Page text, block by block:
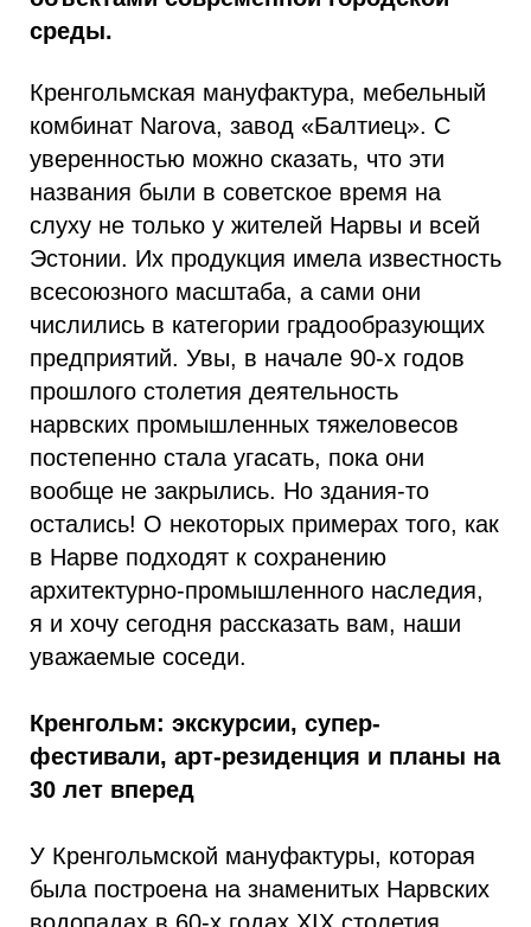
среды.
Кренгольмская мануфактура, мебельный
комбинат Narova, завод «Балтиец». С
уверенностью можно сказать, что эти
названия были в советское время на
слуху не только у жителей Нарвы и всей
Эстонии. Их продукция имела известность
всесоюзного масштаба, а сами они
числились в категории градообразующих
предприятий. Увы, в начале 90-х годов
прошлого столетия деятельность
нарвских промышленных тяжеловесов
постепенно стала угасать, пока они
вообще не закрылись. Но здания-то
остались! О некоторых примерах того, как
в Нарве подходят к сохранению
архитектурно-промышленного наследия,
я и хочу сегодня рассказать вам, наши
уважаемые соседи.
Кренгольм: экскурсии, супер-
фестивали, арт-резиденция и планы на
30 лет вперед
У Кренгольмской мануфактуры, которая
была построена на знаменитых Нарвских